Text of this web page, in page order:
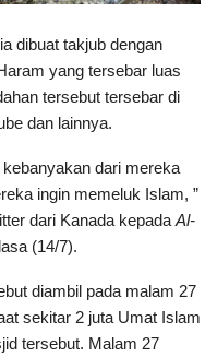
dibuat takjub dengan
yang tersebar luas
tersebut tersebar di
dan lainnya.
dari mereka
ingin memeluk Islam, ”
dari Kanada kepada Al-
(14/7).
diambil pada malam 27
sekitar 2 juta Umat Islam
tersebut. Malam 27